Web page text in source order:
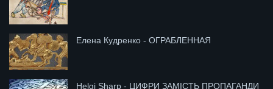
Елена Кудренко - ОГРАБЛЕННАЯ
Helgi Sharp - ЦИФРИ ЗАМІСТЬ ПРОПАГАНДИ